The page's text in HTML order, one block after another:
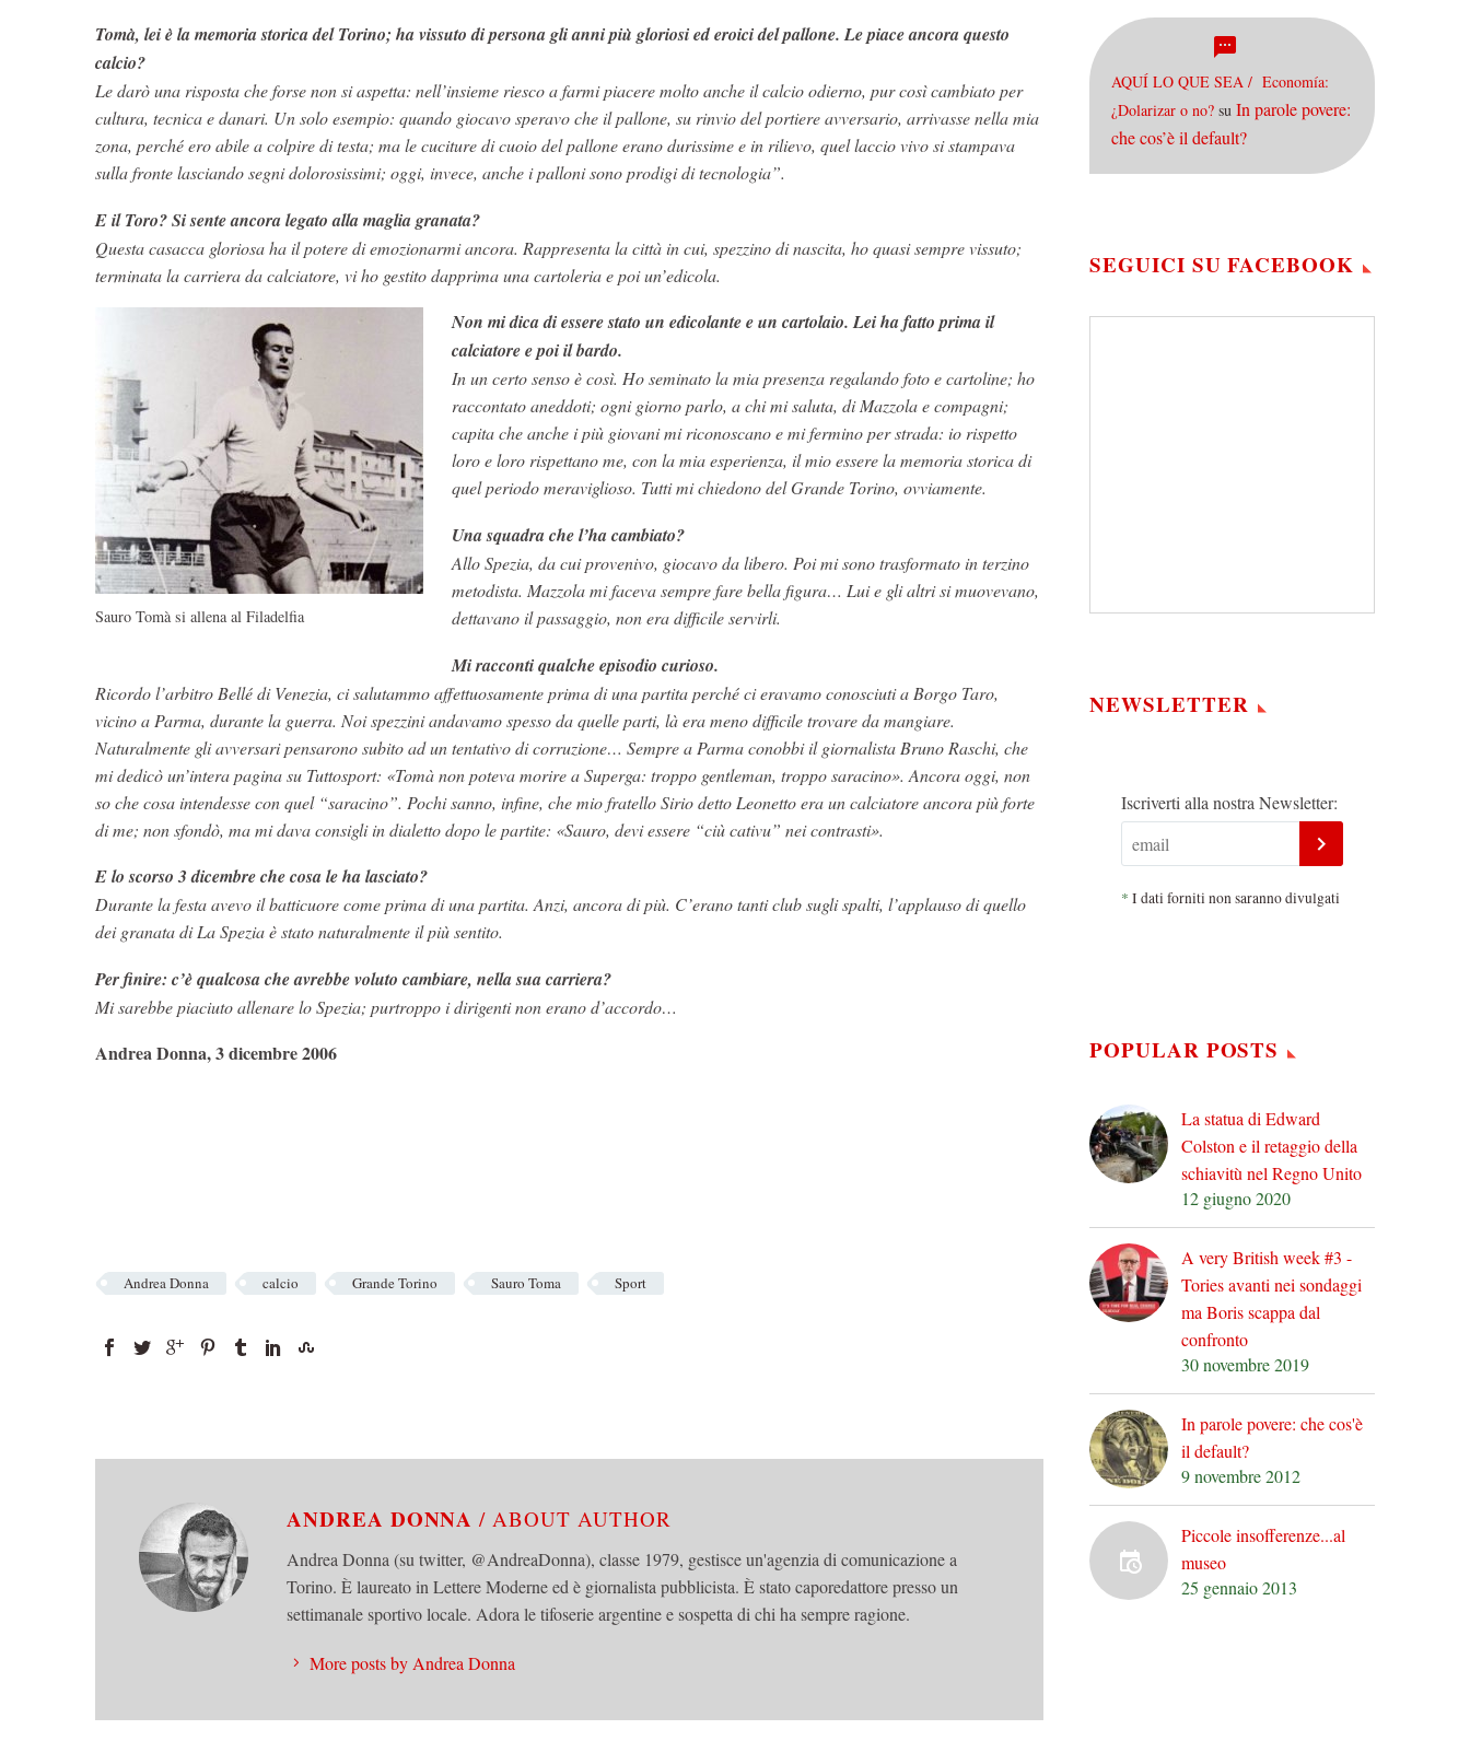
Tomà, lei è la memoria storica del Torino; ha vissuto di persona gli anni più gloriosi ed eroici del pallone. Le piace ancora questo
calcio?
Le darò una risposta che forse non si aspetta: nell’insieme riesco a farmi piacere molto anche il calcio odierno, pur così cambiato per
cultura, tecnica e danari. Un solo esempio: quando giocavo speravo che il pallone, su rinvio del portiere avversario, arrivasse nella mia
zona, perché ero abile a colpire di testa; ma le cuciture di cuoio del pallone erano durissime e in rilievo, quel laccio vivo si stampava
sulla fronte lasciando segni dolorosissimi; oggi, invece, anche i palloni sono prodigi di tecnologia”.
E il Toro? Si sente ancora legato alla maglia granata?
Questa casacca gloriosa ha il potere di emozionarmi ancora. Rappresenta la città in cui, spezzino di nascita, ho quasi sempre vissuto;
terminata la carriera da calciatore, vi ho gestito dapprima una cartoleria e poi un’edicola.
Sauro Tomà si allena al Filadelfia
Non mi dica di essere stato un edicolante e un cartolaio. Lei ha fatto prima il
calciatore e poi il bardo.
In un certo senso è così. Ho seminato la mia presenza regalando foto e cartoline; ho
raccontato aneddoti; ogni giorno parlo, a chi mi saluta, di Mazzola e compagni;
capita che anche i più giovani mi riconoscano e mi fermino per strada: io rispetto
loro e loro rispettano me, con la mia esperienza, il mio essere la memoria storica di
quel periodo meraviglioso. Tutti mi chiedono del Grande Torino, ovviamente.
Una squadra che l’ha cambiato?
Allo Spezia, da cui provenivo, giocavo da libero. Poi mi sono trasformato in terzino
metodista. Mazzola mi faceva sempre fare bella figura… Lui e gli altri si muovevano,
dettavano il passaggio, non era difficile servirli.
Mi racconti qualche episodio curioso.
Ricordo l’arbitro Bellé di Venezia, ci salutammo affettuosamente prima di una partita perché ci eravamo conosciuti a Borgo Taro,
vicino a Parma, durante la guerra. Noi spezzini andavamo spesso da quelle parti, là era meno difficile trovare da mangiare.
Naturalmente gli avversari pensarono subito ad un tentativo di corruzione… Sempre a Parma conobbi il giornalista Bruno Raschi, che
mi dedicò un’intera pagina su Tuttosport: «Tomà non poteva morire a Superga: troppo gentleman, troppo saracino». Ancora oggi, non
so che cosa intendesse con quel “saracino”. Pochi sanno, infine, che mio fratello Sirio detto Leonetto era un calciatore ancora più forte
di me; non sfondò, ma mi dava consigli in dialetto dopo le partite: «Sauro, devi essere “ciù cativu” nei contrasti».
E lo scorso 3 dicembre che cosa le ha lasciato?
Durante la festa avevo il batticuore come prima di una partita. Anzi, ancora di più. C’erano tanti club sugli spalti, l’applauso di quello
dei granata di La Spezia è stato naturalmente il più sentito.
Per finire: c’è qualcosa che avrebbe voluto cambiare, nella sua carriera?
Mi sarebbe piaciuto allenare lo Spezia; purtroppo i dirigenti non erano d’accordo…
Andrea Donna, 3 dicembre 2006
Andrea Donna calcio Grande Torino Sauro Toma Sport
ANDREA DONNA/ ABOUT AUTHOR
Andrea Donna (su twitter, @AndreaDonna), classe 1979, gestisce un'agenzia di comunicazione a
Torino. È laureato in Lettere Moderne ed è giornalista pubblicista. È stato caporedattore presso un
settimanale sportivo locale. Adora le tifoserie argentine e sospetta di chi ha sempre ragione.
More posts by Andrea Donna
AQUÍ LO QUE SEA / Economía:
¿Dolarizar o no? su In parole povere:
che cos’è il default?
SEGUICI SU FACEBOOK
NEWSLETTER
Iscriverti alla nostra Newsletter:
* I dati forniti non saranno divulgati
POPULAR POSTS
La statua di Edward
Colston e il retaggio della
schiavitù nel Regno Unito
12 giugno 2020
A very British week #3 -
Tories avanti nei sondaggi
ma Boris scappa dal
confronto
30 novembre 2019
In parole povere: che cos'è
il default?
9 novembre 2012
Piccole insofferenze...al
museo
25 gennaio 2013